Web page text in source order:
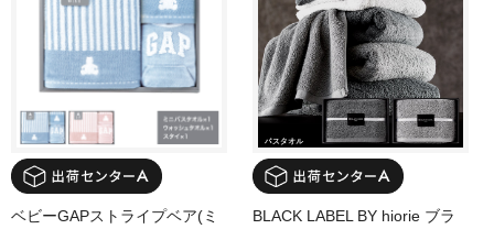
ベビーGAPストライプベア(ミ BLACK LABEL BY hiorie ブラ